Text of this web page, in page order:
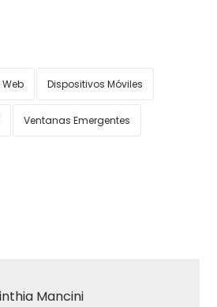
Dispositivos Móviles
Ventanas Emergentes
Mancini